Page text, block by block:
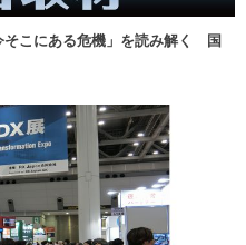
そこにある危機」を読み解く 国